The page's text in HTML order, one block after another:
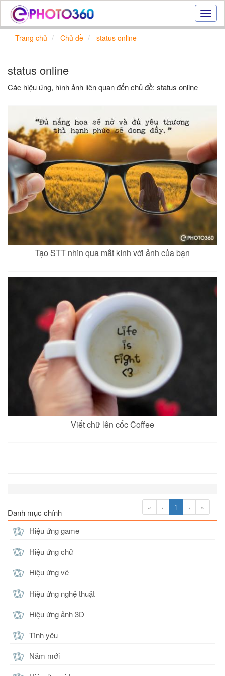
Hiệu
ứng
trực
Trang chủ Chủ đề status online
status online
Các hiệu ứng, hình ảnh liên quan đến chủ đề: status online
Tạo STT nhìn qua mắt kính với ảnh của bạn
Viết chữ lên cốc Coffee
« ‹ 1 › »
Danh mục chính
Hiệu ứng game
Hiệu ứng chữ
Hiệu ứng vẽ
Hiệu ứng nghệ thuật
Hiệu ứng ảnh 3D
Tình yêu
Năm mới